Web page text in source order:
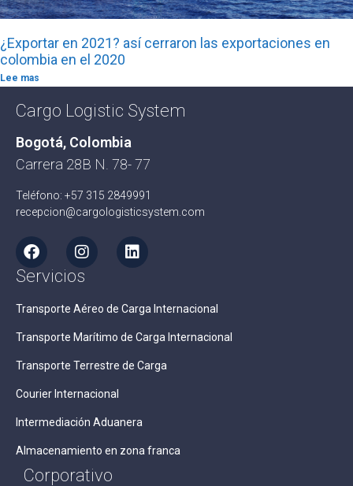
¿Exportar en 2021? así cerraron las exportaciones en
colombia en el 2020
Lee mas
Cargo Logistic System
Bogotá, Colombia
Carrera 28B N. 78- 77
Teléfono: +57 315 2849991
recepcion@cargologisticsystem.com
Servicios
Transporte Aéreo de Carga Internacional
Transporte Marítimo de Carga Internacional
Transporte Terrestre de Carga
Courier Internacional
Intermediación Aduanera
Almacenamiento en zona franca
Corporativo